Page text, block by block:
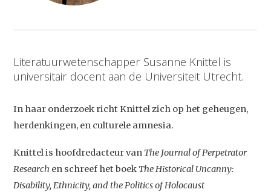
Literatuurwetenschapper Susanne Knittel is
universitair docent aan de Universiteit Utrecht.
In haar onderzoek richt Knittel zich op het geheugen,
herdenkingen, en culturele amnesia.
Knittel is hoofdredacteur van The Journal of Perpetrator
Research en schreef het boek The Historical Uncanny:
Disability, Ethnicity, and the Politics of Holocaust